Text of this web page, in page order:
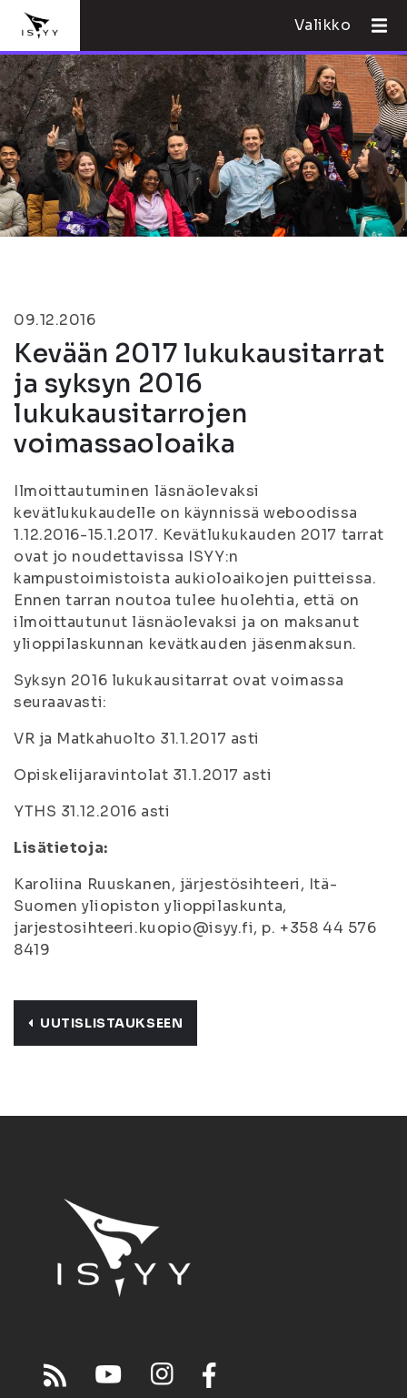
Valikko
09.12.2016
Kevään 2017 lukukausitarrat
ja syksyn 2016
lukukausitarrojen
voimassaoloaika
Ilmoittautuminen läsnäolevaksi
kevätlukukaudelle on käynnissä weboodissa
1.12.2016-15.1.2017. Kevätlukukauden 2017 tarrat
ovat jo noudettavissa ISYY:n
kampustoimistoista aukioloaikojen puitteissa.
Ennen tarran noutoa tulee huolehtia, että on
ilmoittautunut läsnäolevaksi ja on maksanut
ylioppilaskunnan kevätkauden jäsenmaksun.
Syksyn 2016 lukukausitarrat ovat voimassa
seuraavasti:
VR ja Matkahuolto 31.1.2017 asti
Opiskelijaravintolat 31.1.2017 asti
YTHS 31.12.2016 asti
Lisätietoja:
Karoliina Ruuskanen, järjestösihteeri, Itä-
Suomen yliopiston ylioppilaskunta,
jarjestosihteeri.kuopio@isyy.fi, p. +358 44 576
8419
UUTISLISTAUKSEEN